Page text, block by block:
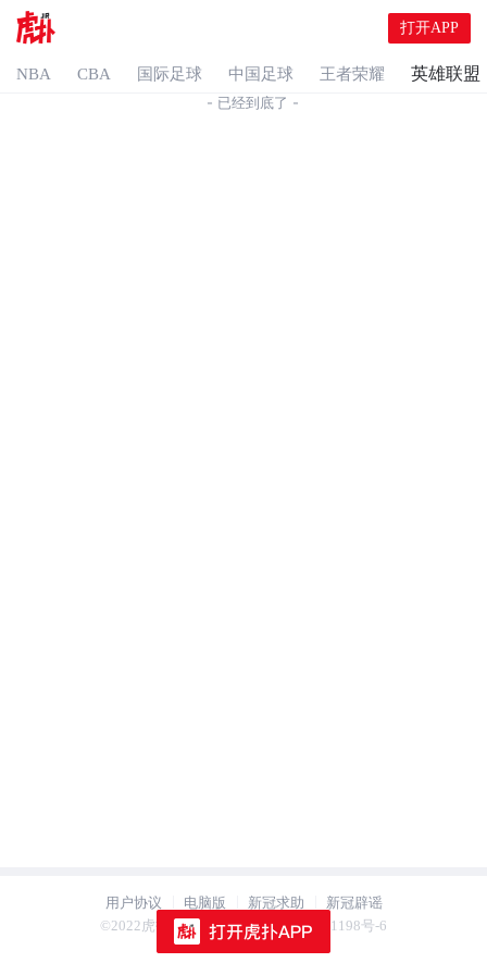
打开APP
NBA CBA 国际足球 中国足球 王者荣耀 英雄联盟
- 已经到底了 -
用户协议 电脑版 新冠求助
新冠辟谣
©2022虎扑 hupu.com 沪ICP备2021021198号-6
用户协议 电脑版 新冠求助
新冠辟谣
©2022虎扑 hupu.com 沪ICP备2021021198号-6